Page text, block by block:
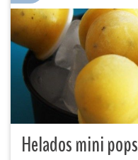
Helados mini pops